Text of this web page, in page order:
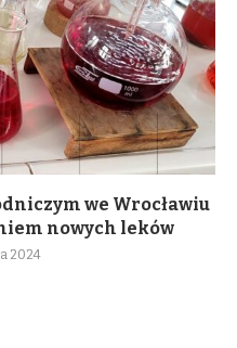
we Wrocławiu
nowych leków
2024